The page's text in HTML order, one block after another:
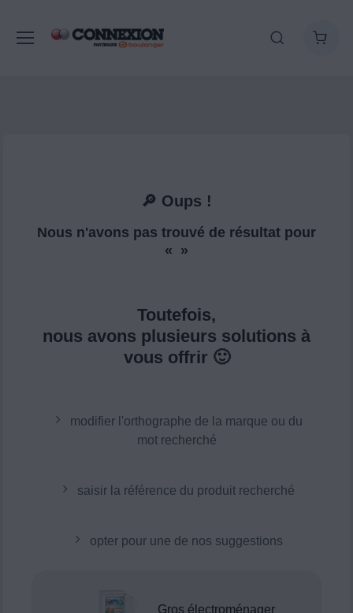
🔎 Oups !
Nous n'avons pas trouvé de résultat pour
« »
Toutefois,
nous avons plusieurs solutions à
vous offrir 🙂
modifier l'orthographe de la marque ou du
mot recherché
saisir la référence du produit recherché
opter pour une de nos suggestions
Gros électroménager